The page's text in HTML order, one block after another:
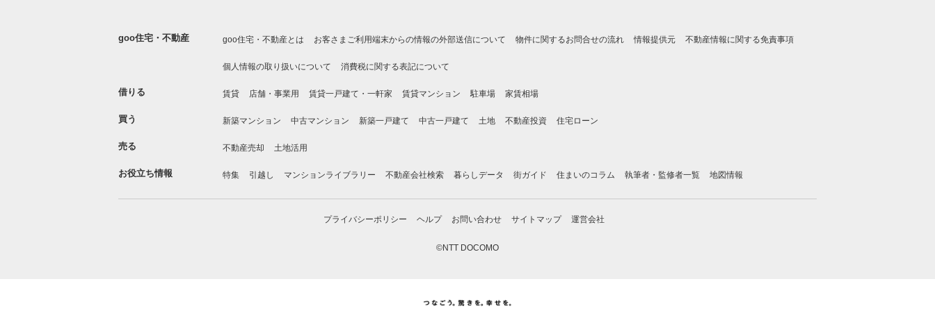
goo住宅・不動産 goo住宅・不動産とは お客さまご利用端末からの情報の外部送信について 物件に関するお問合せの流れ 情報提供元 不動産情報に関する免責事項
個人情報の取り扱いについて 消費税に関する表記について
借りる 賃貸 店舗・事業用 賃貸一戸建て・一軒家 賃貸マンション 駐車場 家賃相場
買う 新築マンション 中古マンション 新築一戸建て 中古一戸建て 土地 不動産投資 住宅ローン
売る 不動産売却 土地活用
お役立ち情報 特集 引越し マンションライブラリー 不動産会社検索 暮らしデータ 街ガイド 住まいのコラム 執筆者・監修者一覧 地図情報
プライバシーポリシー ヘルプ お問い合わせ サイトマップ 運営会社
©NTT DOCOMO